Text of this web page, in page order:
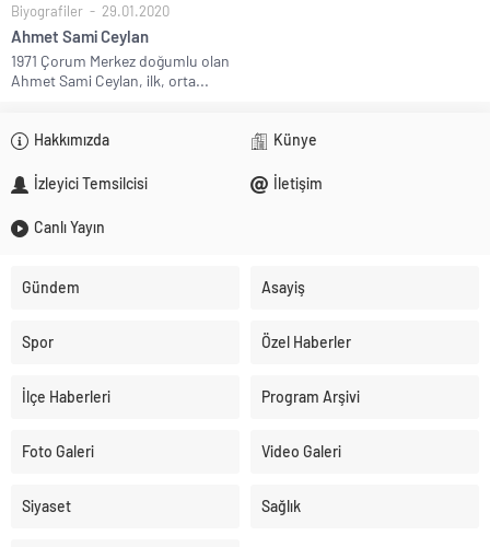
Biyografiler 29.01.2020
Ahmet Sami Ceylan
1971 Çorum Merkez doğumlu olan
Ahmet Sami Ceylan, ilk, orta...
Hakkımızda Künye
İzleyici Temsilcisi İletişim
Canlı Yayın
Gündem Asayiş
Spor Özel Haberler
İlçe Haberleri Program Arşivi
Foto Galeri Video Galeri
Siyaset Sağlık